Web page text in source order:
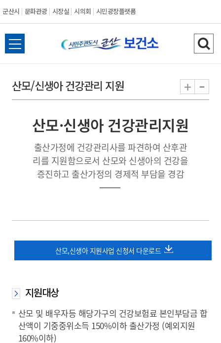
군산시 문화관광 시장실 시의회 시민광장플랫폼
군
산
시
전
체
뉴
열
검
색
기
산모/신생아 건강관리 지원 + -
산모·신생아 건강관리지원
출산가정에 건강관리사를 파견하여 산후관
리를 지원함으로서 산모와 신생아의 건강을
증진하고 출산가정의 경제적 부담을 경감
산모,신생아 지원사업 신청서 다운로드
지원대상
산모 및 배우자등 해당가구의 건강보험료 본인부담금 합
산액이 기중중위소득 150%이하 출산가정 (예외지원
160%이하)